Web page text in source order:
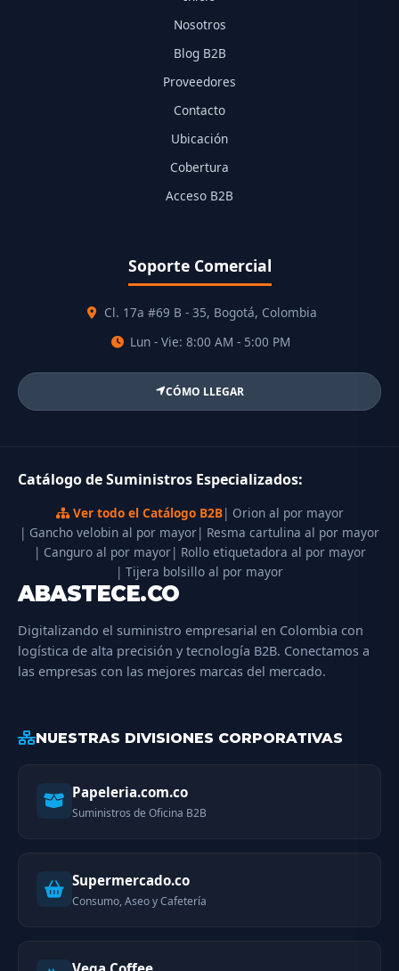
Nosotros
Blog B2B
Proveedores
Contacto
Ubicación
Cobertura
Acceso B2B
Soporte Comercial
Cl. 17a #69 B - 35, Bogotá, Colombia
Lun - Vie: 8:00 AM - 5:00 PM
CÓMO LLEGAR
Catálogo de Suministros Especializados:
Ver todo el Catálogo B2B| Orion al por mayor
| Gancho velobin al por mayor| Resma cartulina al por mayor
| Canguro al por mayor| Rollo etiquetadora al por mayor
| Tijera bolsillo al por mayor
ABASTECE.CO
Digitalizando el suministro empresarial en Colombia con
logística de alta precisión y tecnología B2B. Conectamos a
las empresas con las mejores marcas del mercado.
NUESTRAS DIVISIONES CORPORATIVAS
Papeleria.com.co
Suministros de Oficina B2B
Supermercado.co
Consumo, Aseo y Cafetería